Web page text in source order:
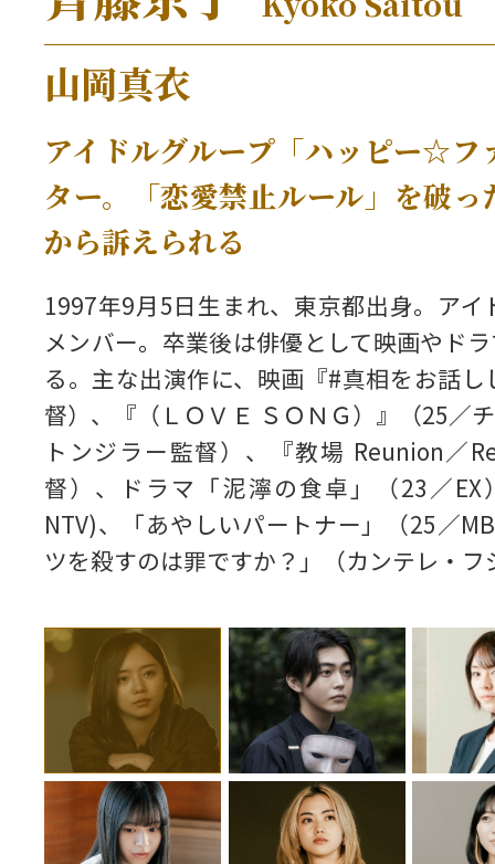
山岡真衣
アイドルグループ「ハッピー☆フ
ター。「恋愛禁止ルール」を破
から訴えられる
1997年9月5日生まれ、東京都出身。ア
メンバー。卒業後は俳優として映画やド
る。主な出演作に、映画『#真相をお話
督）、『（ＬＯＶＥ ＳＯＮＧ）』（25／
トンジラー監督）、『教場 Reunion／
督）、ドラマ「泥濘の食卓」（23／
NTV)、「あやしいパートナー」（25／
ツを殺すのは罪ですか？」（カンテレ・